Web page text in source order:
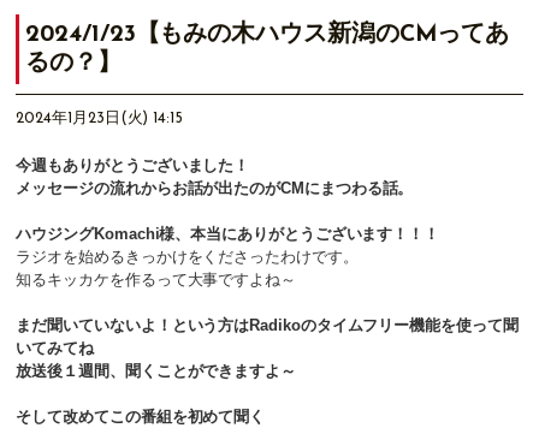
2024/1/23【もみの木ハウス新潟のCMってあ
るの？】
2024年1月23日(火) 14:15
今週もありがとうございました！
メッセージの流れからお話が出たのがCMにまつわる話。
ハウジングKomachi様、本当にありがとうございます！！！
ラジオを始めるきっかけをくださったわけです。
知るキッカケを作るって大事ですよね～
まだ聞いていないよ！という方はRadikoのタイムフリー機能を使って聞
いてみてね
放送後１週間、聞くことができますよ～
そして改めてこの番組を初めて聞く